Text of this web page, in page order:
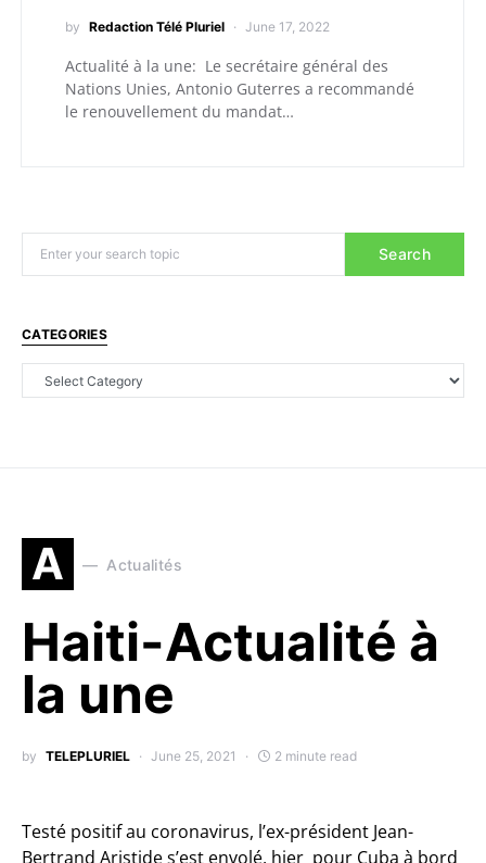
by Redaction Télé Pluriel June 17, 2022
Actualité à la une: Le secrétaire général des
Nations Unies, Antonio Guterres a recommandé
le renouvellement du mandat…
Search
CATEGORIES
A Actualités
Haiti-Actualité à
la une
by TELEPLURIEL June 25, 2021 2 minute read
Testé positif au coronavirus, l’ex-président Jean-
Bertrand Aristide s’est envolé, hier pour Cuba à bord